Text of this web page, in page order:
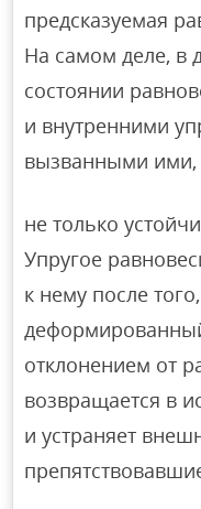
предсказуемая
На самом деле, в
состоянии
и внутренними
вызванными
не только
Упругое
к нему после
отклонением от
возвращается в
и устраняет